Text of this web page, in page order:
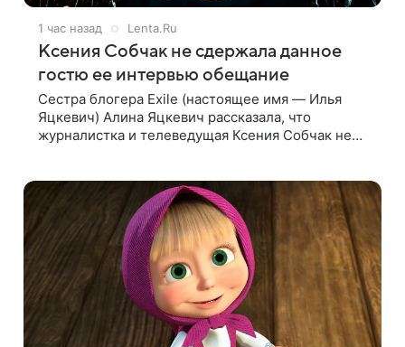
1 час назад Lenta.Ru
Ксения Собчак не сдержала данное
гостю ее интервью обещание
Сестра блогера Exile (настоящее имя — Илья
Яцкевич) Алина Яцкевич рассказала, что
журналистка и телеведущая Ксения Собчак не